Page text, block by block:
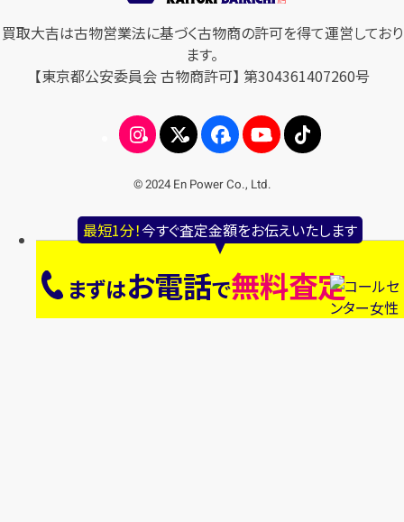
最短1分！今すぐ査定金額をお伝えいたします
まずはお電話で無料査定
買取大吉は古物営業法に基づく古物商の許可を得て運営しており
ます。
【東京都公安委員会 古物商許可】 第304361407260号
© 2024 En Power Co., Ltd.